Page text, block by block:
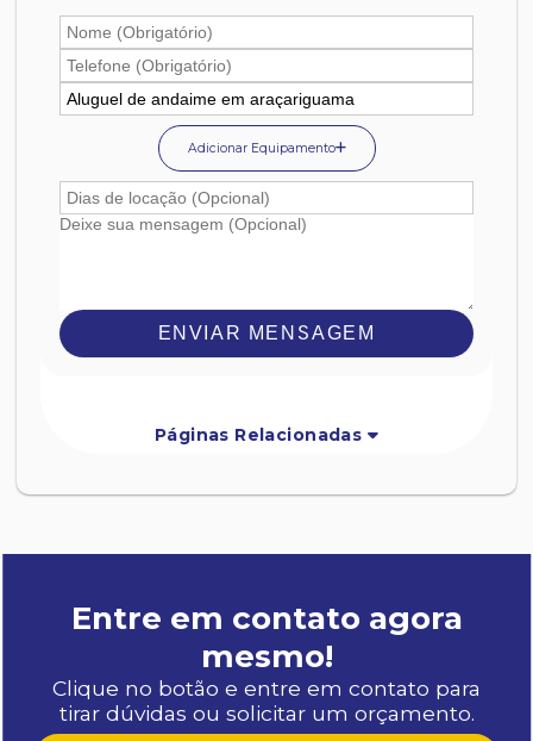
Adicionar Equipamento
ENVIAR MENSAGEM
Páginas Relacionadas
Entre em contato agora
mesmo!
Clique no botão e entre em contato para
tirar dúvidas ou solicitar um orçamento.